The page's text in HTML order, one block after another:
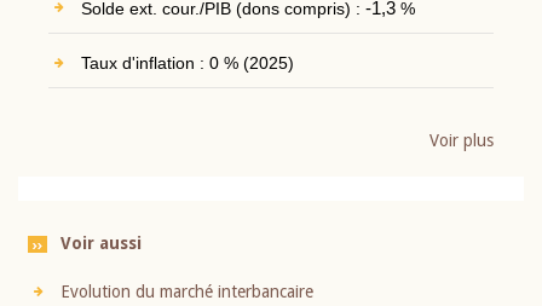
Solde ext. cour./PIB (dons compris) : -1,3%
Taux d'inflation : 0 % (2025)
Voir plus
Voir aussi
Evolution du marché interbancaire